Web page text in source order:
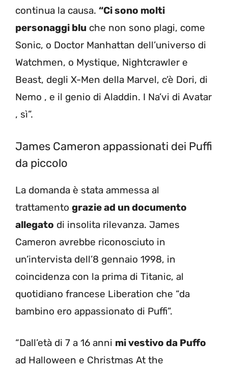
continua la causa. “Ci sono molti
personaggi blu che non sono plagi, come
Sonic, o Doctor Manhattan dell’universo di
Watchmen, o Mystique, Nightcrawler e
Beast, degli X-Men della Marvel, c’è Dori, di
Nemo , e il genio di Aladdin. I Na’vi di Avatar
, sì”.
James Cameron appassionati dei Puffi
da piccolo
La domanda è stata ammessa al
trattamento grazie ad un documento
allegato di insolita rilevanza. James
Cameron avrebbe riconosciuto in
un’intervista dell’8 gennaio 1998, in
coincidenza con la prima di Titanic, al
quotidiano francese Liberation che “da
bambino ero appassionato di Puffi”.
“Dall’età di 7 a 16 anni mi vestivo da Puffo
ad Halloween e Christmas At the